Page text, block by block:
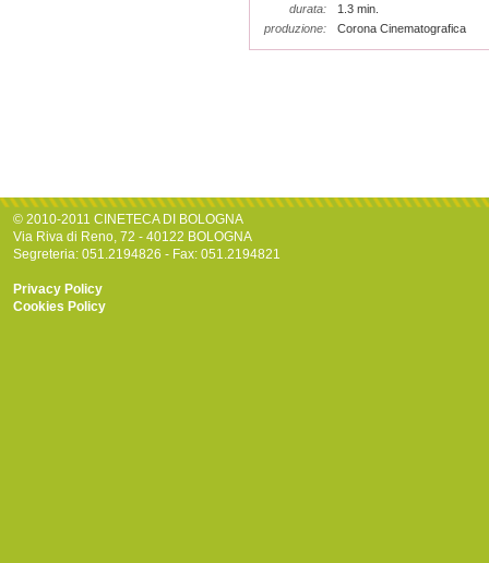
durata:
1.3 min.
produzione:
Corona Cinematografica
© 2010-2011 CINETECA DI BOLOGNA
Via Riva di Reno, 72 - 40122 BOLOGNA
Segreteria: 051.2194826 - Fax: 051.2194821
Privacy Policy
Cookies Policy